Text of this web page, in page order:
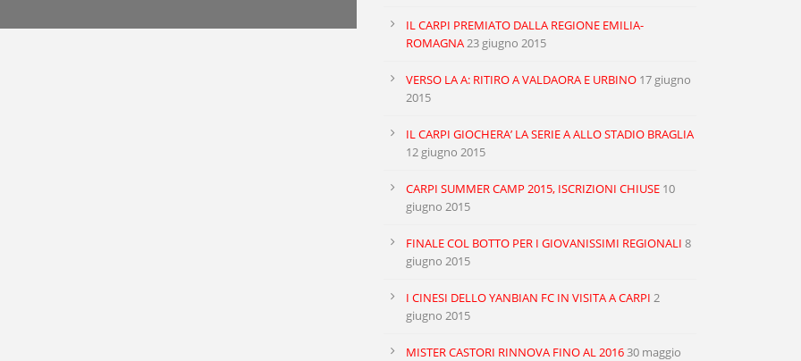
IL CARPI PREMIATO DALLA REGIONE EMILIA-
ROMAGNA23 giugno 2015
VERSO LA A: RITIRO A VALDAORA E URBINO 17 giugno
2015
IL CARPI GIOCHERA’ LA SERIE A ALLO STADIO BRAGLIA
12 giugno 2015
CARPI SUMMER CAMP 2015, ISCRIZIONI CHIUSE 10
giugno 2015
FINALE COL BOTTO PER I GIOVANISSIMI REGIONALI 8
giugno 2015
I CINESI DELLO YANBIAN FC IN VISITA A CARPI 2
giugno 2015
MISTER CASTORI RINNOVA FINO AL 201630 maggio